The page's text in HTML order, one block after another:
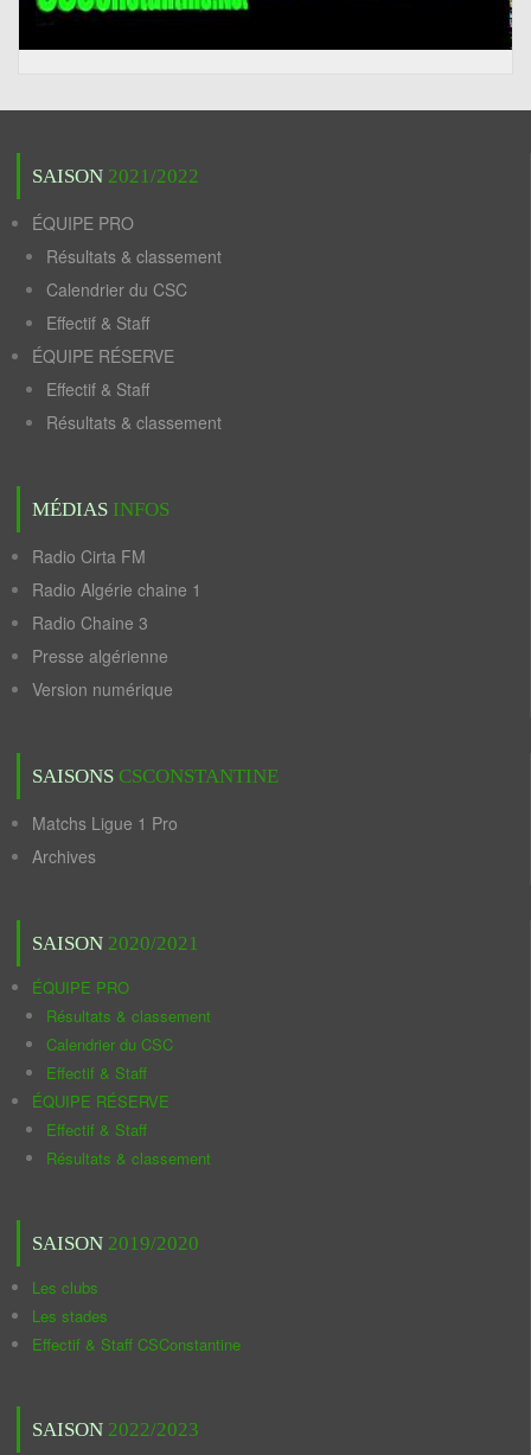
SAISON 2021/2022
ÉQUIPE PRO
Résultats & classement
Calendrier du CSC
Effectif & Staff
ÉQUIPE RÉSERVE
Effectif & Staff
Résultats & classement
MÉDIAS INFOS
Radio Cirta FM
Radio Algérie chaine 1
Radio Chaine 3
Presse algérienne
Version numérique
SAISONS CSCONSTANTINE
Matchs Ligue 1 Pro
Archives
SAISON 2020/2021
ÉQUIPE PRO
Résultats & classement
Calendrier du CSC
Effectif & Staff
ÉQUIPE RÉSERVE
Effectif & Staff
Résultats & classement
SAISON 2019/2020
Les clubs
Les stades
Effectif & Staff CSConstantine
SAISON 2022/2023